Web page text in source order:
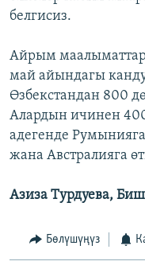
белгисиз.
Айрым
май айындагы
Өзбекстандан 800
Алардын ичинен
адегенде
жана Австралияга
Азиза Турдуева,
Бөлүшүңүз